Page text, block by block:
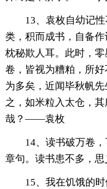
13、袁枚自幼记
类，积而成书，自备
枕秘欺人耳。此时，
卷，皆视为糟粕，所
为多矣，近闻毕秋帆
之，如米粒入太仓，
哉？——袁枚
14、读书破万卷
章句。读书患不多，思
15、我在饥饿的